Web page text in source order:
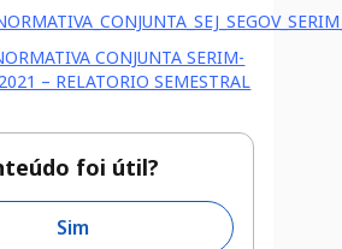
CONJUNTA SERIM-
– RELATORIO SEMESTRAL
foi útil?
Sim